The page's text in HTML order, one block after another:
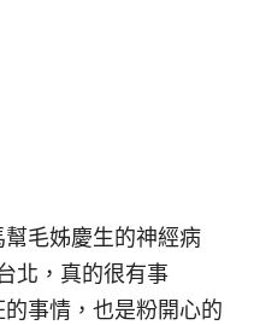
毛姊慶生的神經病
北，真的很有事
事情，也是粉開心的